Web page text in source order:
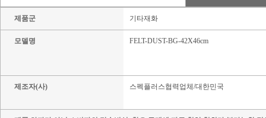
제품군 기타재화
모델명 FELT-DUST-BG-42X46cm
제조자(사) 스펙플러스협력업체/대한민국